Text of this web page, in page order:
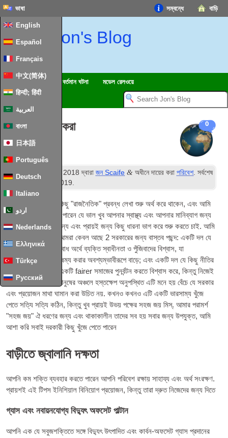
বাড়ি
সম্বন্ধে
ভাষা
English
Español
Français
中文(简体)
हिन्दी; हिंदी
العربية
বাংলা
日本語
Português
Deutsch
Italiano
اردو
Nederlands
Ελληνικά
Türkçe
Русский
Jon's Blog
মন্তব্যে বর্তমান ঘটনা মডেল রেলওয়ে
0
পরিবেশ সাহায্য করা
প্রকাশিত 26 নভেম্বর 2018 দ্বারাজন Scaife & অধীনে দায়ের করাপরিবেশ. সর্বশেষ
ম জানুয়ারী 2019.
আমি কিছুদিনের জন্য কিছু "রাজনৈতিক" প্রবন্ধ লেখা শুরু অর্থ করে থাকেন, এবং আমি
সামান্য পরিবর্তন করতে পারেন যে ভাল খুব আপনার স্বাস্থ্য এবং আপনার মানিব্যাগ জন্য
ভাল আপনার পরিবেশ জন্য এবং প্রায়ই জন্য কিছু ধারনা ভাগ করে শুরু করতে চাই. আমি
কোথায় ইংল্যান্ডে বাস আমরা কেবল আছে 2 সরকারের জন্য বাস্তব পছন্দ: একটি দল যে
একটি প্রায় সম্পূর্ণই অবাধ অর্থে ব্যক্তি স্বাধীনতা ও পুঁজিবাদের বিশ্বাস, যা
উল্লেখযোগ্য সম্পদ বৈষম্য করার অবশ্যম্ভাবীরূপে বাড়ে; এবং একটি দল যে কিছু নীতির
সকলে সমান সম্পদ ও একটি fairer সমাজের পুনর্বন্টন করতে বিশ্বাস করে, কিন্তু নিজেই
ওভার পৌঁছানোর এবং মানুষের অঞ্চলে হস্তক্ষেপ অনুপস্থিত এটি মনে হয় বেঁচে যে সরকার
এবং প্রয়োজন মাথা ঘামান করা উচিত নয়. কখনও কখনও এটি একটি ভারসাম্য খুঁজে
পেতে সত্যি সত্যি কঠিন, কিন্তু খুব প্রায়ই উভয় পক্ষের সহজ জয় মিস্. আমার পরামর্শ
"সহজ জয়" ঐ ধরণের জন্য এবং থাকাকালীন তাদের সব হয় সবার জন্য উপযুক্ত, আমি
আশা করি সবাই দরকারী কিছু খুঁজে পেতে পারেন
বাড়ীতে জ্বালানি দক্ষতা
আপনি কম শক্তি ব্যবহার করতে পারেন আপনি পরিবেশ রক্ষায় সাহায্য এবং অর্থ সংরক্ষণ.
প্রায়শই এই টিপস ইনিশিয়াল বিনিয়োগ প্রয়োজন, কিন্তু তারা দ্রুত নিজেদের জন্য দিতে
গ্যাস এবং নবায়নযোগ্য বিদ্যুৎ অফসেট পাল্টান
আপনি এক যে সবুজশক্তিতে সঙ্গে বিদ্যুৎ উৎপাদিত এবং কার্বন-অফসেট গ্যাস প্রদানের